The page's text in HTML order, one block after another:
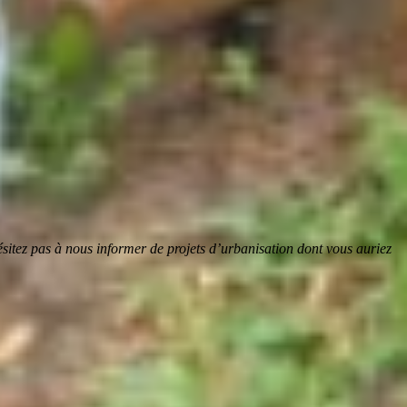
pas à nous informer de projets d’urbanisation dont vous auriez